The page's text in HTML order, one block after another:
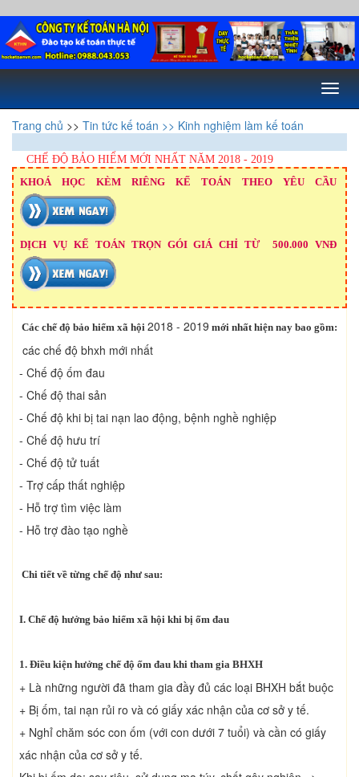
Toggle
Trang chủ >> Tin tức kế toán >> Kinh nghiệm làm kế toán
CHẾ ĐỘ BẢO HIỂM MỚI NHẤT NĂM 2018 - 2019
KHOÁ HỌC KÈM RIÊNG KẾ TOÁN THEO YÊU CẦU
DỊCH VỤ KẾ TOÁN TRỌN GÓI GIÁ CHỈ TỪ 500.000 VNĐ
Các chế độ bảo hiểm xã hội 2018 - 2019 mới nhất hiện nay bao gồm:
các chế độ bhxh mới nhất
- Chế độ ốm đau
- Chế độ thai sản
- Chế độ khi bị tai nạn lao động, bệnh nghề nghiệp
- Chế độ hưu trí
- Chế độ tử tuất
- Trợ cấp thất nghiệp
- Hỗ trợ tìm việc làm
- Hỗ trợ đào tạo nghề
Chi tiết về từng chế độ như sau:
I. Chế độ hưởng bảo hiểm xã hội khi bị ốm đau
1. Điều kiện hưởng chế độ ốm đau khi tham gia BHXH
+ Là những người đã tham gia đầy đủ các loại BHXH bắt buộc
+ Bị ốm, tai nạn rủi ro và có giấy xác nhận của cơ sở y tế.
+ Nghỉ chăm sóc con ốm (với con dưới 7 tuổi) và cần có giấy
xác nhận của cơ sở y tế.